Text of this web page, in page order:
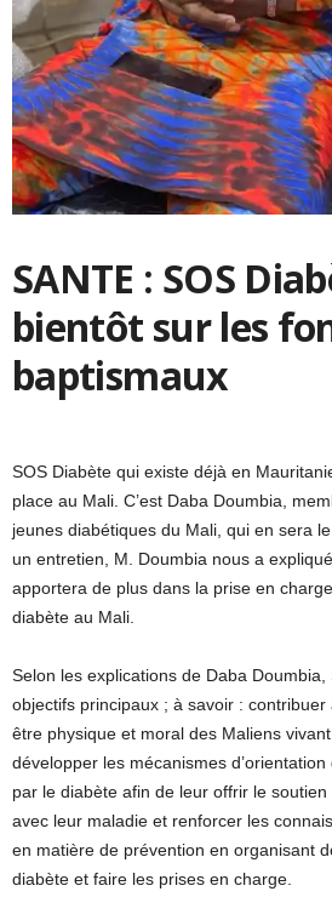
SANTE : SOS
bientôt sur les
baptismaux
SOS Diabète qui existe déjà en
place au Mali. C’est Daba Doumbia,
jeunes diabétiques du Mali, qui en sera
un entretien, M. Doumbia nous a
apportera de plus dans la prise en
diabète au Mali.
Selon les explications de Daba
objectifs principaux ; à savoir : contribuer
être physique et moral des Maliens
développer les mécanismes
par le diabète afin de leur offrir le
avec leur maladie et renforcer les
en matière de prévention en organisant
diabète et faire les prises en charge.